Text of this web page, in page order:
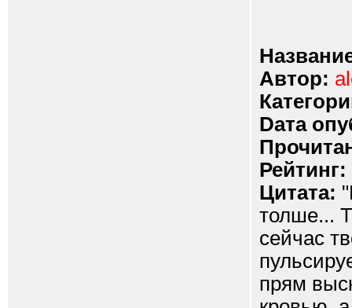
Автор:
Dата
Рейтинг:
Цитата:
толше...
сейчас
прям